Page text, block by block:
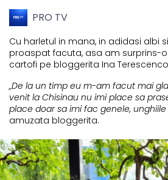
PRO TV
Cu harletul in mana, in adidasi albi
proaspat facuta, asa am surprins-
cartofi pe bloggerita Ina
„De la un timp eu m-am facut mai
venit la Chisinau nu imi place sa
place doar sa imi fac genele, unghiile
amuzata bloggerita.